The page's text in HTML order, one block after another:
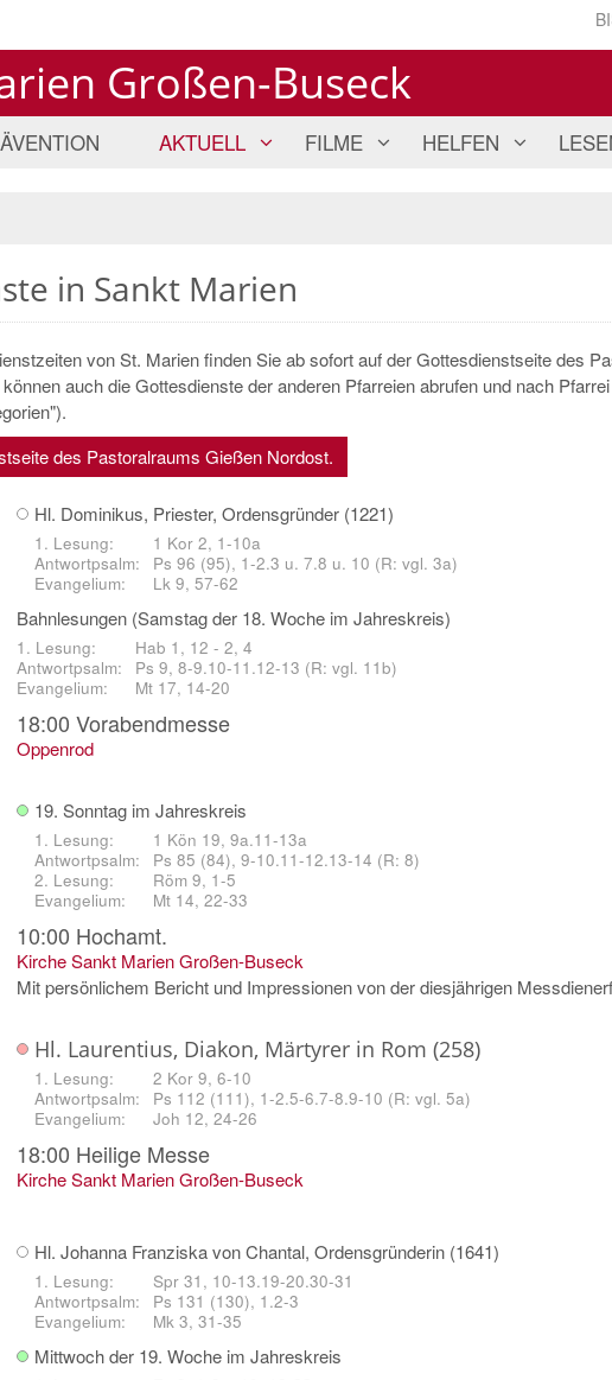
Großen-Buseck
AKTUELL FILME HELFEN
in Sankt Marien
von St. Marien finden Sie ab sofort auf der Gottesdienstseite des
auch die Gottesdienste der anderen Pfarreien abrufen und nach
des Pastoralraums Gießen Nordost.
Hl. Dominikus, Priester, Ordensgründer (1221)
1 Kor 2, 1-10a
Ps 96 (95), 1-2.3 u. 7.8 u. 10 (R: vgl. 3a)
Lk 9, 57-62
Bahnlesungen (Samstag der 18. Woche im Jahreskreis)
Hab 1, 12 - 2, 4
Ps 9, 8-9.10-11.12-13 (R: vgl. 11b)
Mt 17, 14-20
18:00 Vorabendmesse
Oppenrod
19. Sonntag im Jahreskreis
1 Kön 19, 9a.11-13a
Ps 85 (84), 9-10.11-12.13-14 (R: 8)
Röm 9, 1-5
Mt 14, 22-33
10:00 Hochamt.
Kirche Sankt Marien Großen-Buseck
Mit persönlichem Bericht und Impressionen von der diesjährigen
Hl. Laurentius, Diakon, Märtyrer in Rom (258)
2 Kor 9, 6-10
Ps 112 (111), 1-2.5-6.7-8.9-10 (R: vgl. 5a)
Joh 12, 24-26
18:00 Heilige Messe
Kirche Sankt Marien Großen-Buseck
Hl. Johanna Franziska von Chantal, Ordensgründerin (1641)
Spr 31, 10-13.19-20.30-31
Ps 131 (130), 1.2-3
Mk 3, 31-35
Mittwoch der 19. Woche im Jahreskreis